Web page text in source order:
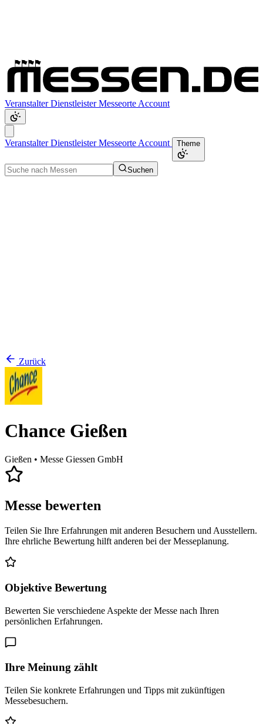
VeranstalterDienstleisterMesseorte Account
VeranstalterDienstleisterMesseorte Account Theme
Suchen
Zurück
Chance Gießen
Gießen • Messe Giessen GmbH
Messe bewerten
Teilen Sie Ihre Erfahrungen mit anderen Besuchern und Ausstellern.
Ihre ehrliche Bewertung hilft anderen bei der Messeplanung.
Objektive Bewertung
Bewerten Sie verschiedene Aspekte der Messe nach Ihren
persönlichen Erfahrungen.
Ihre Meinung zählt
Teilen Sie konkrete Erfahrungen und Tipps mit zukünftigen
Messebesuchern.